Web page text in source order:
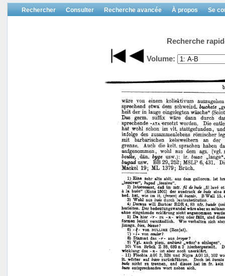
Rechercher Consulter Recherche avancée À propos Se
Recherche
Volume: